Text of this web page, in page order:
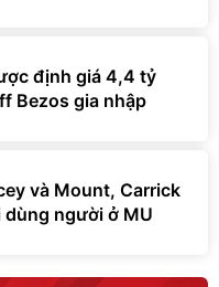
định giá 4,4 tỷ
Bezos gia nhập
và Mount, Carrick
người ở MU